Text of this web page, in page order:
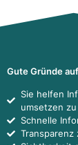
Gute Gründe
Sie helfen
umsetzen
Schnelle
Transparenz